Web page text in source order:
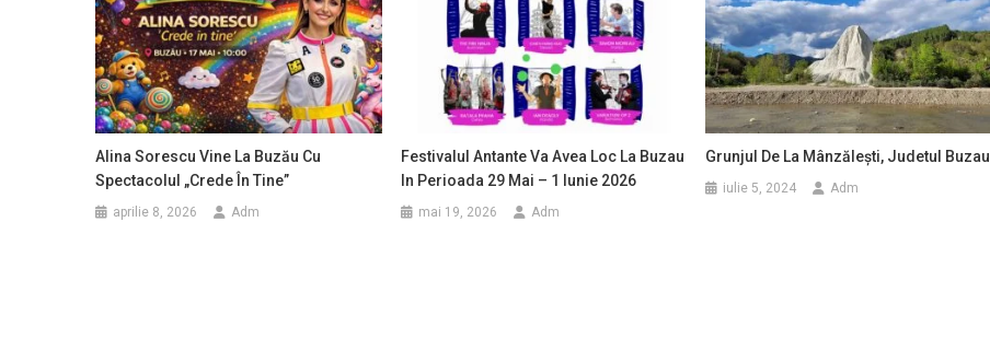
Alina Sorescu Vine La Buzău Cu
Spectacolul „Crede În Tine”
aprilie 8, 2026 Adm
Festivalul Antante Va Avea Loc La Buzau
In Perioada 29 Mai – 1 Iunie 2026
mai 19, 2026 Adm
Grunjul De La Mânzălești, Judetul Buzau
iulie 5, 2024 Adm